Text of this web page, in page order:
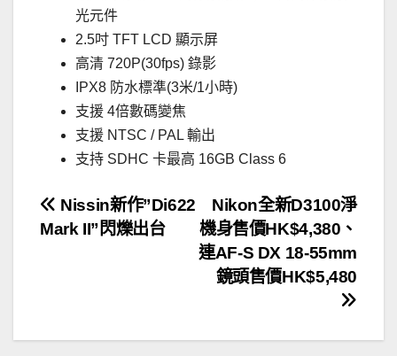
光元件
2.5吋 TFT LCD 顯示屏
高清 720P(30fps) 錄影
IPX8 防水標準(3米/1小時)
支援 4倍數碼變焦
支援 NTSC / PAL 輸出
支持 SDHC 卡最高 16GB Class 6
文
Nikon全新D3100淨
機身售價HK$4,380、
連AF-S DX 18-55mm
鏡頭售價HK$5,480
Nissin新作”Di622
Mark II”閃爍出台